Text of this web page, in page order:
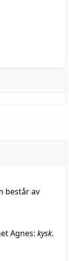
består av
Agnes: kysk.